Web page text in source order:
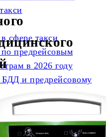
сфере такси
по предрейсовым
в 2026 году
и предрейсовому
сфере транспорта
медосмотра —
практика